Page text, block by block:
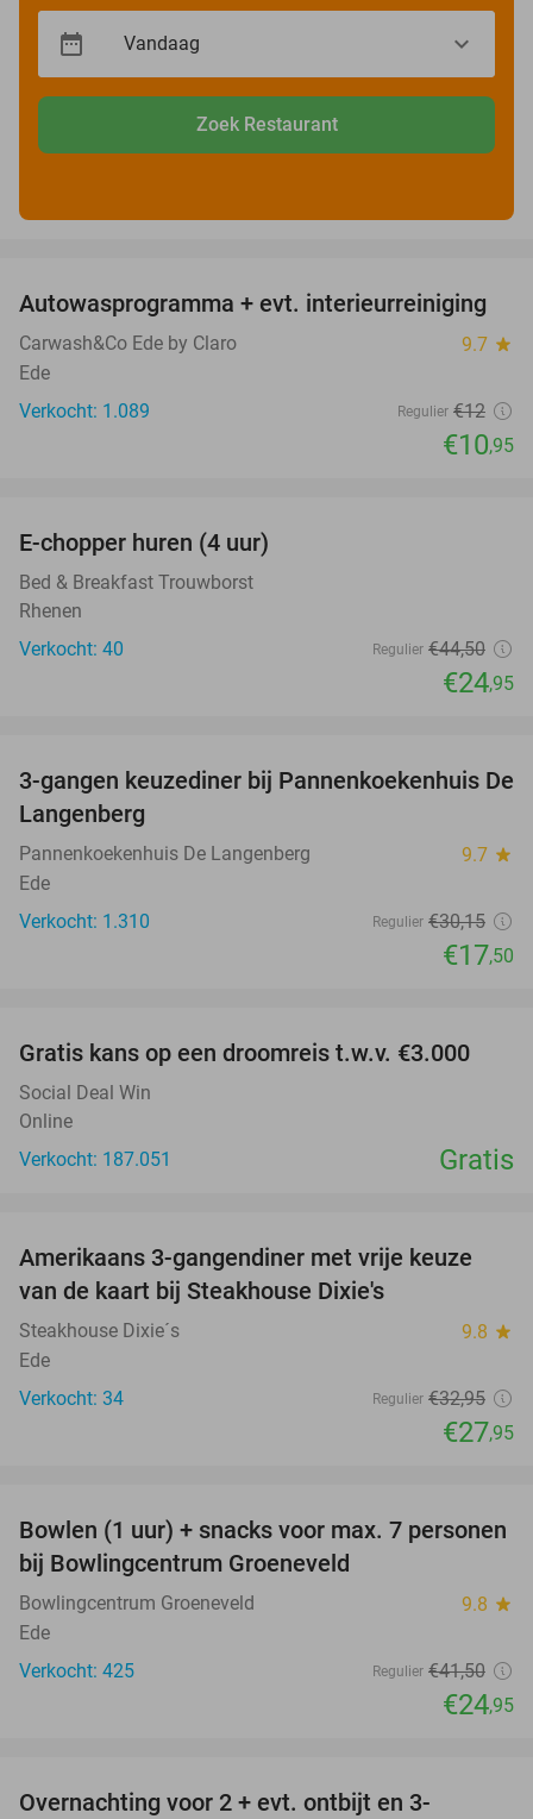
Zoek Restaurant
9%
Autowasprogramma + evt. interieurreiniging
Carwash&Co Ede by Claro 9.7 star
Ede
Verkocht: 1.089
Regulier €12
€10,95
E-chopper huren (4 uur)
Bed & Breakfast Trouwborst
Rhenen
Verkocht: 40
Regulier €44,50
€24,95
42%
3-gangen keuzediner bij Pannenkoekenhuis De
Langenberg
Pannenkoekenhuis De Langenberg 9.7 star
Ede
Verkocht: 1.310
Regulier €30,15
€17,50
Gratis kans op een droomreis t.w.v. €3.000
Social Deal Win
Online
Verkocht: 187.051
Gratis
15%
Amerikaans 3-gangendiner met vrije keuze
van de kaart bij Steakhouse Dixie's
Steakhouse Dixie´s 9.8 star
Ede
Verkocht: 34
Regulier €32,95
€27,95
40%
Bowlen (1 uur) + snacks voor max. 7 personen
bij Bowlingcentrum Groeneveld
Bowlingcentrum Groeneveld 9.8 star
Ede
Verkocht: 425
Regulier €41,50
€24,95
Overnachting voor 2 + evt. ontbijt en 3-